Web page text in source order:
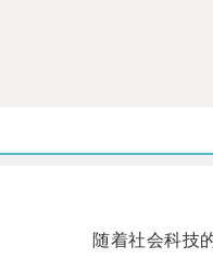
随着社会科技的